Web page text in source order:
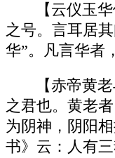
【云仪玉
之号。言耳居
华”。凡言华者
【赤帝黄
之君也。黄老
为阴神，阴阳
书》云：人有